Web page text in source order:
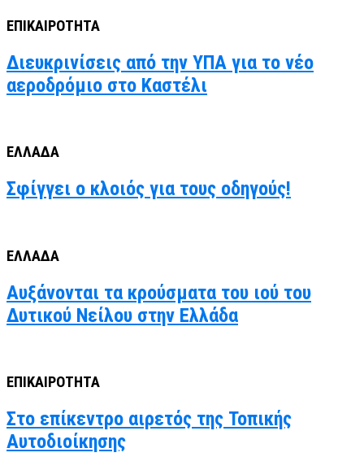
ΕΠΙΚΑΙΡΟΤΗΤΑ
Διευκρινίσεις από την ΥΠΑ για το νέο
αεροδρόμιο στο Καστέλι
ΕΛΛΑΔΑ
Σφίγγει ο κλοιός για τους οδηγούς!
ΕΛΛΑΔΑ
Αυξάνονται τα κρούσματα του ιού του
Δυτικού Νείλου στην Ελλάδα
ΕΠΙΚΑΙΡΟΤΗΤΑ
Στο επίκεντρο αιρετός της Τοπικής
Αυτοδιοίκησης